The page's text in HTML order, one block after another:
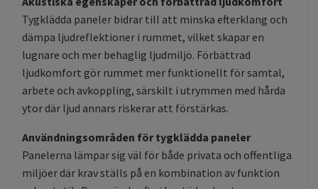
Tygklädda paneler bidrar till att minska efterklang och
dämpa ljudreflektioner i rummet, vilket skapar en
lugnare och mer behaglig ljudmiljö. Förbättrad
ljudkomfort gör rummet mer funktionellt för samtal,
arbete och avkoppling, särskilt i utrymmen med hårda
ytor där ljud annars riskerar att förstärkas.
Användningsområden för tygklädda paneler
Panelerna lämpar sig väl för både privata och offentliga
miljöer där krav ställs på en kombination av funktion